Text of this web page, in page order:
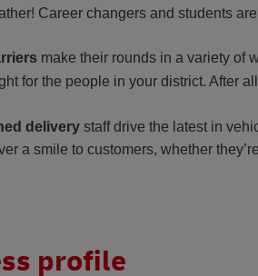
Career changers and students
make their rounds in a variety of
for the people in your district. After
delivery staff drive the latest in
a smile to customers, whether
profile